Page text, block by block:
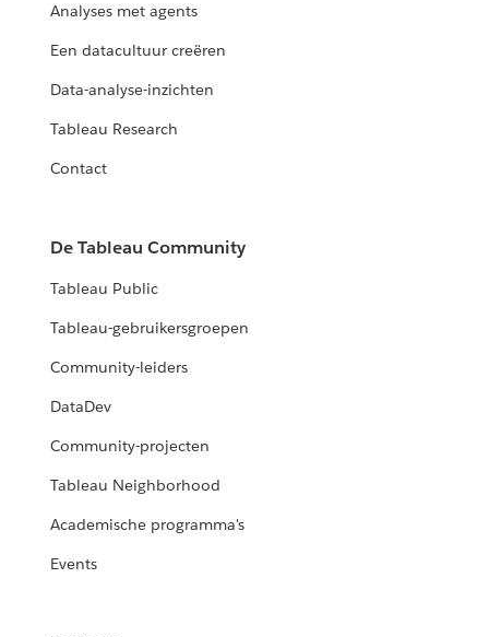
Analyses met agents
Een datacultuur creëren
Data-analyse-inzichten
Tableau Research
Contact
De Tableau Community
Tableau Public
Tableau-gebruikersgroepen
Community-leiders
DataDev
Community-projecten
Tableau Neighborhood
Academische programma's
Events